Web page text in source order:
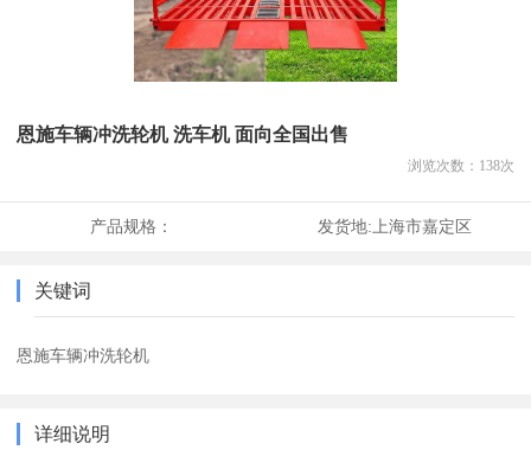
恩施车辆冲洗轮机 洗车机 面向全国出售
浏览次数： 138次
产品规格： 发货地:上海市嘉定区
关键词
恩施车辆冲洗轮机
详细说明